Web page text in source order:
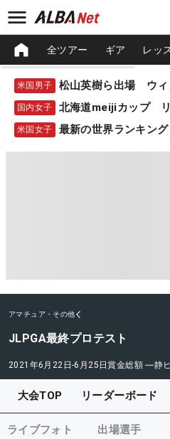
全ツアー ギア レッ
米国男子
国内女子 北海道meijiカップ
米国女子 最新の世界ランキング
アマチュア・その他
JLPGA最終プロテスト
2021年6月22日-6月25日賞金総額 ―静
大会TOP リーダーボード
ライブフォト 出場選手